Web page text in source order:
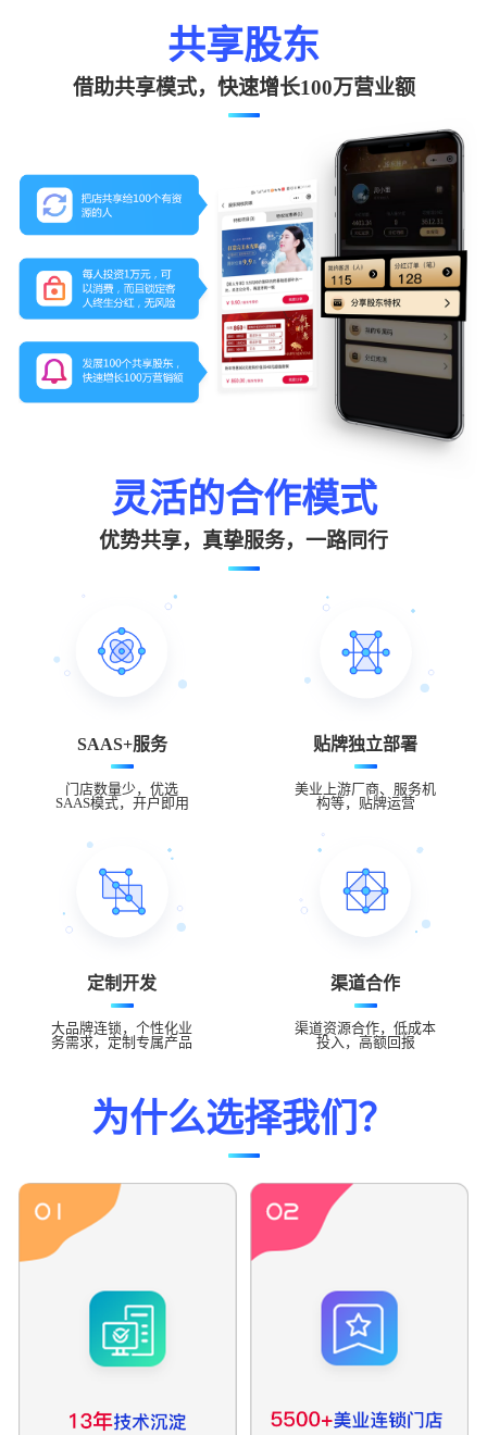
共享股东
借助共享模式，快速增长100万营业额
灵活的合作模式
优势共享，真挚服务，一路同行
SAAS+服务
门店数量少，优选
SAAS模式，开户即用
贴牌独立部署
美业上游厂商、服务机
构等，贴牌运营
定制开发
大品牌连锁，个性化业
务需求，定制专属产品
渠道合作
渠道资源合作，低成本
投入，高额回报
为什么选择我们？